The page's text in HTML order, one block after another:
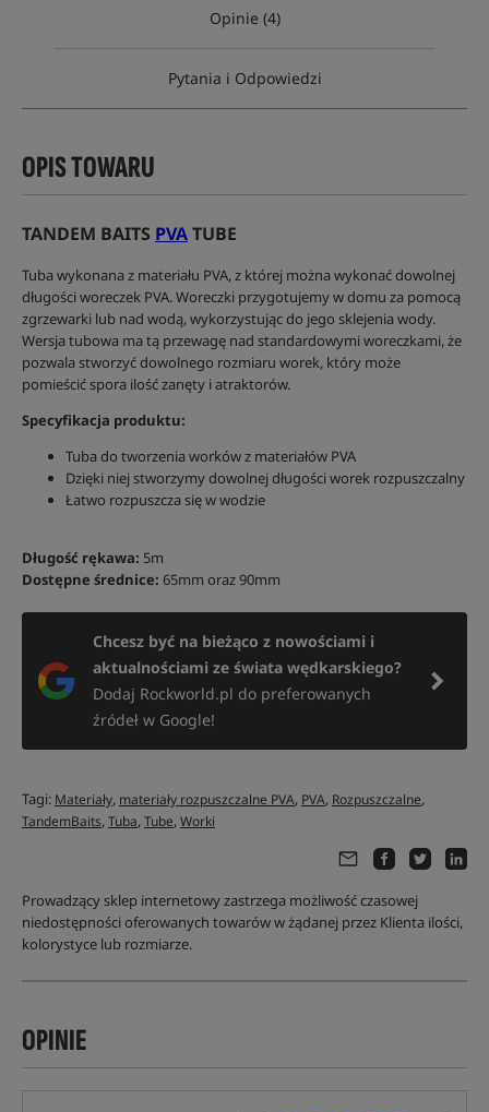
Opinie (4)
Pytania i Odpowiedzi
OPIS TOWARU
TANDEM BAITS PVATUBE
Tuba wykonana z materiału PVA, z której można wykonać dowolnej
długości woreczek PVA. Woreczki przygotujemy w domu za pomocą
zgrzewarki lub nad wodą, wykorzystując do jego sklejenia wody.
Wersja tubowa ma tą przewagę nad standardowymi woreczkami, że
pozwala stworzyć dowolnego rozmiaru worek, który może
pomieścić spora ilość zanęty i atraktorów.
Specyfikacja produktu:
Tuba do tworzenia worków z materiałów PVA
Dzięki niej stworzymy dowolnej długości worek rozpuszczalny
Łatwo rozpuszcza się w wodzie
Długość rękawa: 5m
Dostępne średnice: 65mm oraz 90mm
Chcesz być na bieżąco z nowościami i
aktualnościami ze świata wędkarskiego?
Dodaj Rockworld.pl do preferowanych
źródeł w Google!
Tagi: Materiały, materiały rozpuszczalne PVA, PVA, Rozpuszczalne,
TandemBaits,Tuba,Tube,Worki
Prowadzący sklep internetowy zastrzega możliwość czasowej
niedostępności oferowanych towarów w żądanej przez Klienta ilości,
kolorystyce lub rozmiarze.
OPINIE